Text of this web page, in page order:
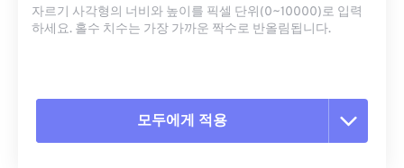
자르기 사각형의 너비와 높이를 픽셀 단위(0~10000)로 입력
하세요. 홀수 치수는 가장 가까운 짝수로 반올림됩니다.
모두에게 적용